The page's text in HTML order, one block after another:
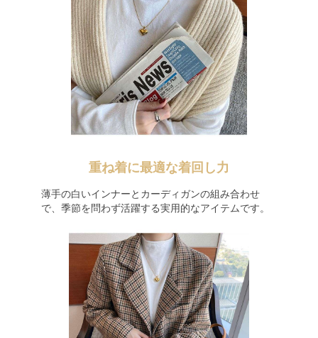
重ね着に最適な着回し力
薄手の白いインナーとカーディガンの組み合わせ
で、季節を問わず活躍する実用的なアイテムです。